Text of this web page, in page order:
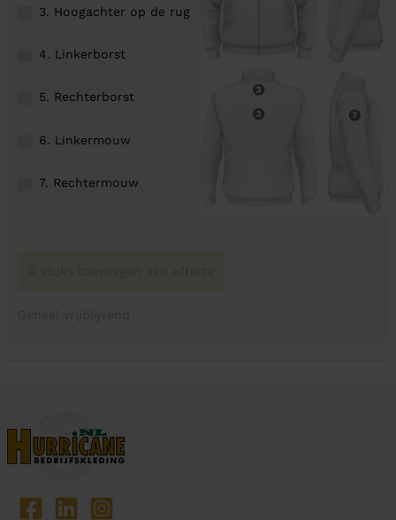
3. Hoogachter op de rug
4. Linkerborst
5. Rechterborst
6. Linkermouw
7. Rechtermouw